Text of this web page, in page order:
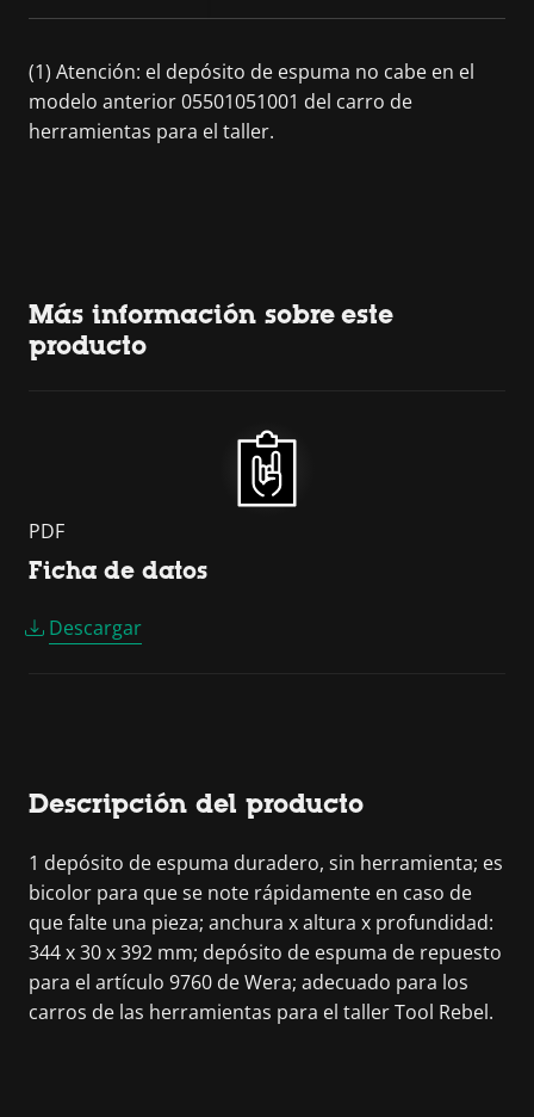
(1) Atención: el depósito de espuma no cabe en el
modelo anterior 05501051001 del carro de
herramientas para el taller.
Más información sobre este
producto
PDF
Ficha de datos
Descargar
Descripción del producto
1 depósito de espuma duradero, sin herramienta; es
bicolor para que se note rápidamente en caso de
que falte una pieza; anchura x altura x profundidad:
344 x 30 x 392 mm; depósito de espuma de repuesto
para el artículo 9760 de Wera; adecuado para los
carros de las herramientas para el taller Tool Rebel.